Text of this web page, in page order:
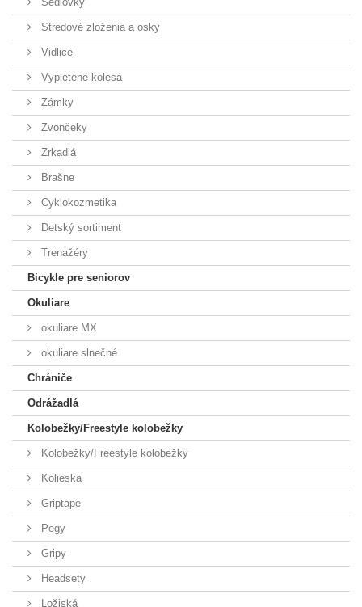
Stredové zloženia a osky
Vidlice
Vypletené kolesá
Zámky
Zvončeky
Zrkadlá
Brašne
Cyklokozmetika
Detský sortiment
Trenažéry
Bicykle pre seniorov
Okuliare
okuliare MX
okuliare slnečné
Chrániče
Odrážadlá
Kolobežky/Freestyle kolobežky
Kolobežky/Freestyle kolobežky
Kolieska
Griptape
Pegy
Gripy
Headsety
Ložiská